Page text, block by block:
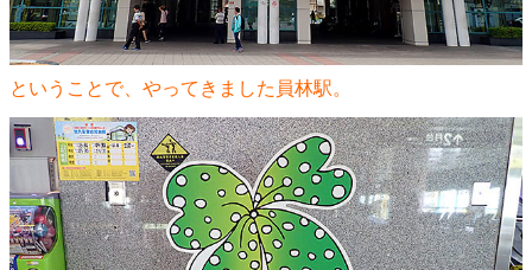
ということで、やってきました員林駅。